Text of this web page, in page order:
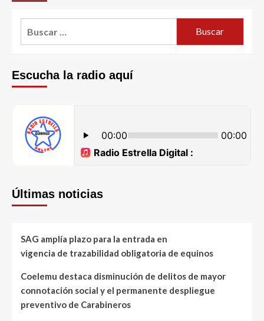
Escucha la radio aquí
Últimas noticias
SAG amplía plazo para la entrada en
vigencia de trazabilidad obligatoria de equinos
Coelemu destaca disminución de delitos de mayor
connotación social y el permanente despliegue
preventivo de Carabineros